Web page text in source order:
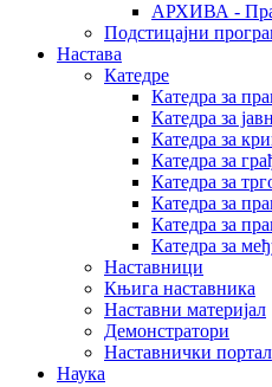
АРХИВА -
Подстицајни
Настава
Катедре
Катедра за
Катедра за
Катедра за
Катедра за
Катедра за
Катедра за
Катедра за
Катедра за
Наставници
Књига наставника
Наставни материјал
Демонстратори
Наставнички портал
Наука